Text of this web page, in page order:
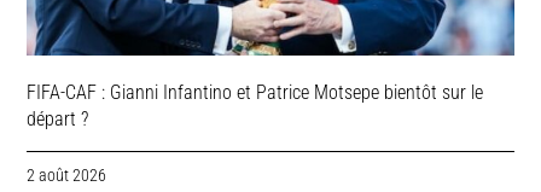
FIFA-CAF : Gianni Infantino et Patrice Motsepe bientôt sur le
départ ?
2 août 2026